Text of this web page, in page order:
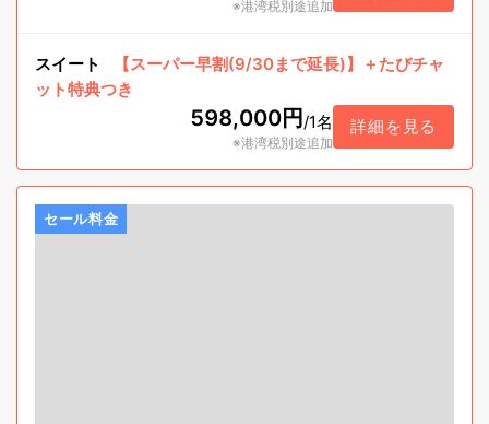
※港湾税別途追加
スイート
【スーパー早割(9/30まで延長)】＋たびチャ
ット特典つき
598,000円/1名
※港湾税別途追加
詳細を見る
セール料金